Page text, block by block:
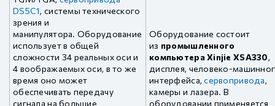
DS5C1, системы технического
зрения и
манипулятора. Оборудование
использует в общей
сложности 34 реальных оси и
4 воображаемых оси, в то же
время оно может
обеспечивать передачу
сигнала на большие
Оборудование состоит
из промышленного
компьютера Xinjie XSA330,
дисплея, человеко-
интерфейса,сервопривода,
камеры и лазера. В
оборудовании применяется